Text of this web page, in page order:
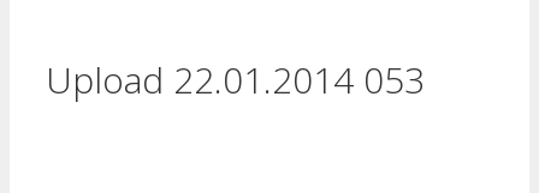
Upload 22.01.2014 053